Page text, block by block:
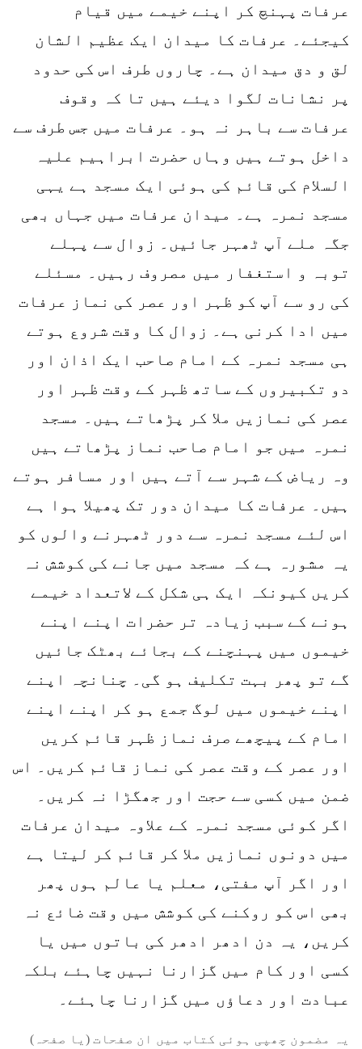
عرفات پہنچ کر اپنے خیمے میں قیام
کیجئے۔ عرفات کا میدان ایک عظیم الشان
لق و دق میدان ہے۔ چاروں طرف اس کی حدود
پر نشانات لگوا دیئے ہیں تا کہ وقوف
عرفات سے باہر نہ ہو۔ عرفات میں جس طرف سے
داخل ہوتے ہیں وہاں حضرت ابراہیم علیہ
السلام کی قائم کی ہوئی ایک مسجد ہے یہی
مسجد نمرہ ہے۔ میدان عرفات میں جہاں بھی
جگہ ملے آپ ٹھہر جائیں۔ زوال سے پہلے
توبہ و استغفار میں مصروف رہیں۔ مسئلے
کی رو سے آپ کو ظہر اور عصر کی نماز عرفات
میں ادا کرنی ہے۔ زوال کا وقت شروع ہوتے
ہی مسجد نمرہ کے امام صاحب ایک اذان اور
دو تکبیروں کے ساتھ ظہر کے وقت ظہر اور
عصر کی نمازیں ملا کر پڑھاتے ہیں۔ مسجد
نمرہ میں جو امام صاحب نماز پڑھاتے ہیں
وہ ریاض کے شہر سے آتے ہیں اور مسافر ہوتے
ہیں۔ عرفات کا میدان دور تک پھیلا ہوا ہے
اس لئے مسجد نمرہ سے دور ٹھہرنے والوں کو
یہ مشورہ ہے کہ مسجد میں جانے کی کوشش نہ
کریں کیونکہ ایک ہی شکل کے لاتعداد خیمے
ہونے کے سبب زیادہ تر حضرات اپنے اپنے
خیموں میں پہنچنے کے بجائے بھٹک جائیں
گے تو پھر بہت تکلیف ہو گی۔ چنانچہ اپنے
اپنے خیموں میں لوگ جمع ہو کر اپنے اپنے
امام کے پیچھے صرف نماز ظہر قائم کریں
اور عصر کے وقت عصر کی نماز قائم کریں۔ اس
ضمن میں کسی سے حجت اور جھگڑا نہ کریں۔
اگر کوئی مسجد نمرہ کے علاوہ میدان عرفات
میں دونوں نمازیں ملا کر قائم کر لیتا ہے
اور اگر آپ مفتی، معلم یا عالم ہوں پھر
بھی اس کو روکنے کی کوشش میں وقت ضائع نہ
کریں، یہ دن ادھر ادھر کی باتوں میں یا
کسی اور کام میں گزارنا نہیں چاہئے بلکہ
عبادت اور دعاؤں میں گزارنا چاہئے۔
یہ مضمون چھپی ہوئی کتاب میں ان صفحات (یا صفحہ)